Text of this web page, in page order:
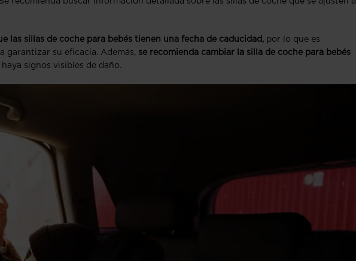
las sillas de coche para bebés tienen una fecha de caducidad, por lo que es
garantizar su eficacia. Además, se recomienda cambiar la silla de coche para bebés
signos visibles de daño.